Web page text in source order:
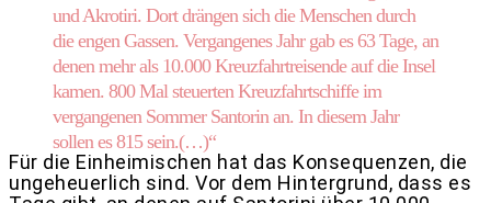
und Akrotiri. Dort drängen sich die Menschen durch
die engen Gassen. Vergangenes Jahr gab es 63 Tage, an
denen mehr als 10.000 Kreuzfahrtreisende auf die Insel
kamen. 800 Mal steuerten Kreuzfahrtschiffe im
vergangenen Sommer Santorin an. In diesem Jahr
sollen es 815 sein.(…)“
Für die Einheimischen hat das Konsequenzen, die
ungeheuerlich sind. Vor dem Hintergrund, dass es